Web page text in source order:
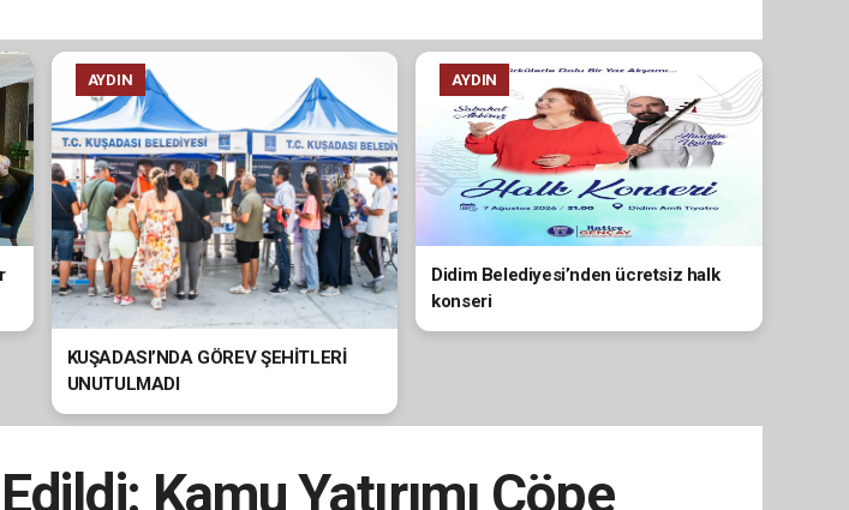
AYDIN
KUŞADASI’NDA GÖREV ŞEHİTLERİ
UNUTULMADI
AYDIN
Didim Belediyesi’nden ücretsiz halk
konseri
Kamu Yatırımı Çöpe